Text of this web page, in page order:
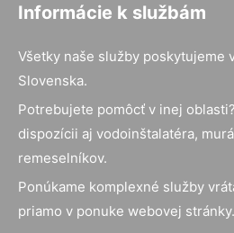
Informácie k službám
Všetky naše služby poskytujeme
Slovenska.
Potrebujete pomôcť v inej
dispozícii aj vodoinštalatéra,
remeselníkov.
Ponúkame komplexné služby
priamo v ponuke webovej stránky.